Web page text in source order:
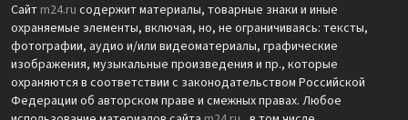
Сайт m24.ru содержит материалы, товарные знаки и иные
охраняемые элементы, включая, но, не ограничиваясь: тексты,
фотографии, аудио и/или видеоматериалы, графические
изображения, музыкальные произведения и пр., которые
охраняются в соответствии с законодательством Российской
Федерации об авторском праве и смежных правах. Любое